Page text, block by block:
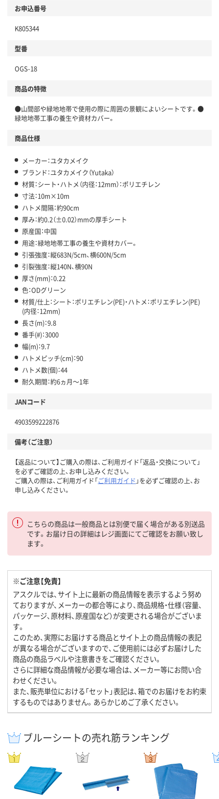
お申込番号
K805344
型番
OGS-18
商品の特徴
●山間部や緑地地帯で使用の際に周囲の景観によいシートです。●
緑地地帯工事の養生や資材カバー。
商品仕様
メーカー：ユタカメイク
ブランド：ユタカメイク（Yutaka）
材質：シート・ハトメ（内径：12mm）：ポリエチレン
寸法：10m×10m
ハトメ間隔：約90cm
厚み：約0.2（±0.02）mmの厚手シート
原産国：中国
用途：緑地地帯工事の養生や資材カバー。
引張強度：縦683N/5cm、横600N/5cm
引裂強度：縦140N、横90N
厚さ(mm)：0.22
色：ODグリーン
材質/仕上：シート：ポリエチレン(PE)・ハトメ：ポリエチレン(PE)
(内径：12mm)
長さ(m)：9.8
番手(#)：3000
幅(m)：9.7
ハトメピッチ(cm)：90
ハトメ数(個)：44
耐久期間：約6ヵ月～1年
JANコード
4903599222876
備考（ご注意）
【返品について】ご購入の際は、ご利用ガイド「返品・交換について」
を必ずご確認の上、お申し込みください。
ご購入の際は、ご利用ガイド「ご利用ガイド 」を必ずご確認の上、お
申し込みください。
こちらの商品は一般商品とは別便で届く場合がある別送品
です。お届け日の詳細はレジ画面にてご確認をお願い致し
ます。
※ご注意【免責】
アスクルでは、サイト上に最新の商品情報を表示するよう努め
ておりますが、メーカーの都合等により、商品規格・仕様（容量、
パッケージ、原材料、原産国など）が変更される場合がございま
す。
このため、実際にお届けする商品とサイト上の商品情報の表記
が異なる場合がございますので、ご使用前には必ずお届けした
商品の商品ラベルや注意書きをご確認ください。
さらに詳細な商品情報が必要な場合は、メーカー等にお問い合
わせください。
また、販売単位における「セット」表記は、箱でのお届けをお約束
するものではありません。あらかじめご了承ください。
ブルーシートの売れ筋ランキング